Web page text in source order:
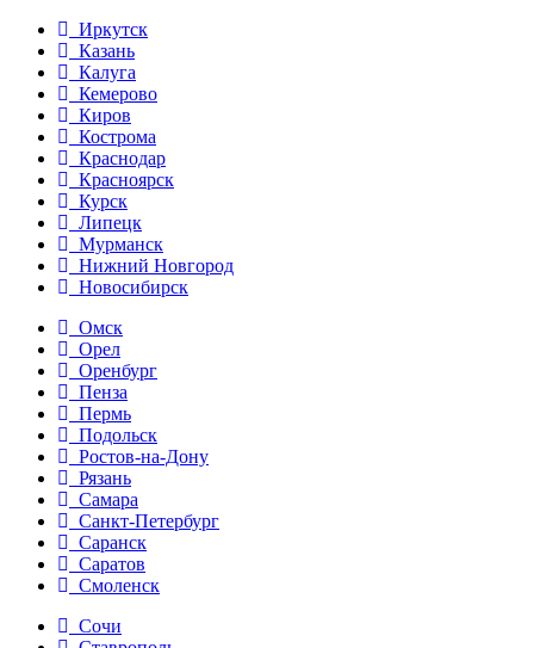
Иркутск
Казань
Калуга
Кемерово
Киров
Кострома
Краснодар
Красноярск
Курск
Липецк
Мурманск
Нижний Новгород
Новосибирск
Омск
Орел
Оренбург
Пенза
Пермь
Подольск
Ростов-на-Дону
Рязань
Самара
Санкт-Петербург
Саранск
Саратов
Смоленск
Сочи